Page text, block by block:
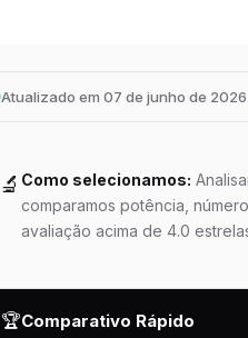
Atualizado em 07 de junho de 2026
🔬 Como selecionamos:
comparamos potência,
avaliação acima de 4.0
🏆Comparativo Rápido